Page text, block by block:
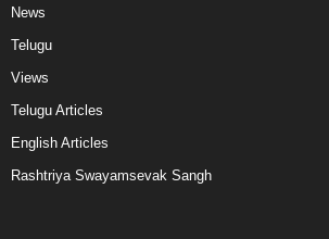
News
Telugu
Views
Telugu Articles
English Articles
Rashtriya Swayamsevak Sangh